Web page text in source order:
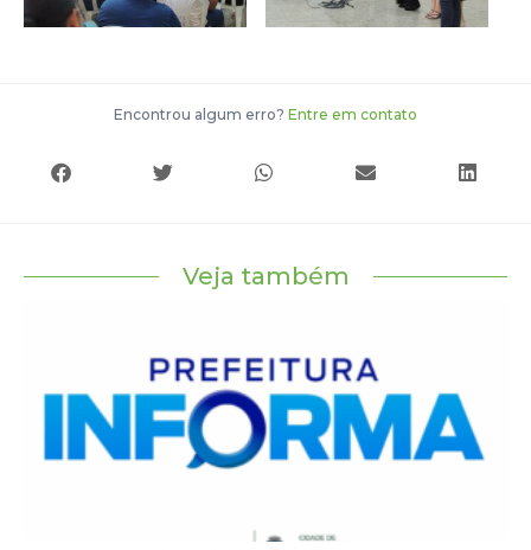
Encontrou algum erro? Entre em contato
Veja também